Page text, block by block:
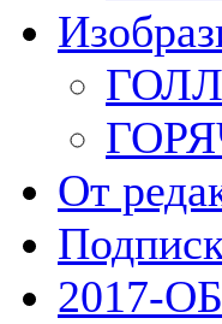
От
2017-